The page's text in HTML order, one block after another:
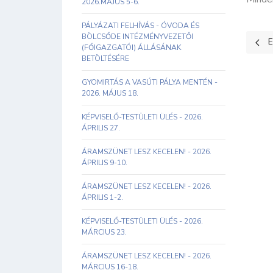
PÁLYÁZATI FELHÍVÁS - ÓVODA ÉS
BÖLCSŐDE INTÉZMÉNYVEZETŐI
(FŐIGAZGATÓI) ÁLLÁSÁNAK
BETÖLTÉSÉRE
GYOMIRTÁS A VASÚTI PÁLYA MENTÉN -
2026. MÁJUS 18.
KÉPVISELŐ-TESTÜLETI ÜLÉS - 2026.
ÁPRILIS 27.
ÁRAMSZÜNET LESZ KECELEN! - 2026.
ÁPRILIS 9-10.
ÁRAMSZÜNET LESZ KECELEN! - 2026.
ÁPRILIS 1-2.
KÉPVISELŐ-TESTÜLETI ÜLÉS - 2026.
MÁRCIUS 23.
ÁRAMSZÜNET LESZ KECELEN! - 2026.
MÁRCIUS 16-18.